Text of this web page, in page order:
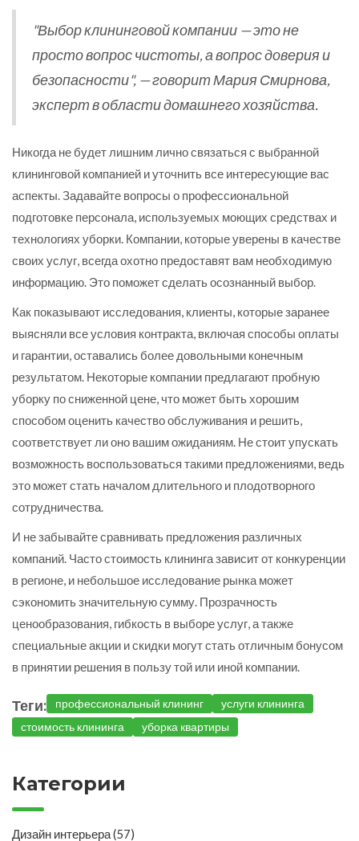
"Выбор клининговой компании — это не
просто вопрос чистоты, а вопрос доверия и
безопасности", — говорит Мария Смирнова,
эксперт в области домашнего хозяйства.
Никогда не будет лишним лично связаться с выбранной
клининговой компанией и уточнить все интересующие вас
аспекты. Задавайте вопросы о профессиональной
подготовке персонала, используемых моющих средствах и
технологиях уборки. Компании, которые уверены в качестве
своих услуг, всегда охотно предоставят вам необходимую
информацию. Это поможет сделать осознанный выбор.
Как показывают исследования, клиенты, которые заранее
выясняли все условия контракта, включая способы оплаты
и гарантии, оставались более довольными конечным
результатом. Некоторые компании предлагают пробную
уборку по сниженной цене, что может быть хорошим
способом оценить качество обслуживания и решить,
соответствует ли оно вашим ожиданиям. Не стоит упускать
возможность воспользоваться такими предложениями, ведь
это может стать началом длительного и плодотворного
сотрудничества.
И не забывайте сравнивать предложения различных
компаний. Часто стоимость клининга зависит от конкуренции
в регионе, и небольшое исследование рынка может
сэкономить значительную сумму. Прозрачность
ценообразования, гибкость в выборе услуг, а также
специальные акции и скидки могут стать отличным бонусом
в принятии решения в пользу той или иной компании.
Теги: профессиональный клининг
услуги клининга
стоимость клининга
уборка квартиры
Категории
Дизайн интерьера(57)